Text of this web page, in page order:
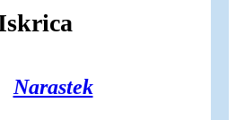
Narastek